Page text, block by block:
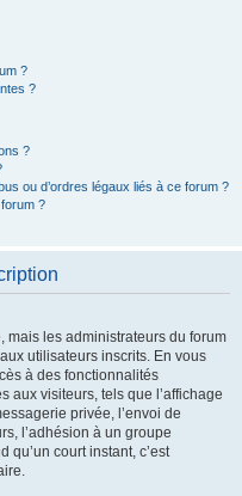
?
?
?
ou d’ordres légaux liés à ce forum ?
?
mais les administrateurs du forum
utilisateurs inscrits. En vous
à des fonctionnalités
aux visiteurs, tels que l’affichage
privée, l’envoi de
l’adhésion à un groupe
qu’un court instant, c’est